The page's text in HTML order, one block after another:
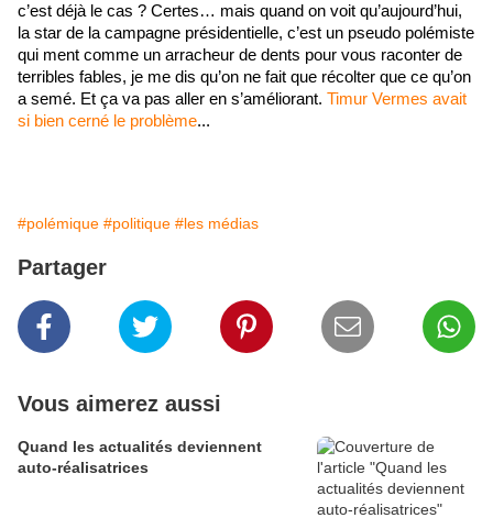
c’est déjà le cas ? Certes… mais quand on voit qu’aujourd’hui,
la star de la campagne présidentielle, c’est un pseudo polémiste
qui ment comme un arracheur de dents pour vous raconter de
terribles fables, je me dis qu’on ne fait que récolter que ce qu’on
a semé. Et ça va pas aller en s’améliorant. Timur Vermes avait
si bien cerné le problème...
#polémique #politique #les médias
Partager
Vous aimerez aussi
Quand les actualités deviennent
auto-réalisatrices